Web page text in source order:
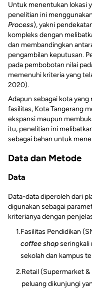
Untuk menentukan lokasi
penelitian ini
Process), yakni
kompleks dengan
dan membandingkan
pengambilan keputusan.
pada pembobotan nilai
memenuhi kriteria yang
2020).
Adapun sebagai kota
fasilitas, Kota Tangerang
ekspansi maupun
itu, penelitian ini
sebagai bahan untuk
Data dan Metode
Data
Data-data diperoleh dari
digunakan sebagai
kriterianya dengan
1.Fasilitas Pendidikan
coffee shopseringkali
sekolah dan kampus
2.Retail (Supermarket
peluang dikunjungi